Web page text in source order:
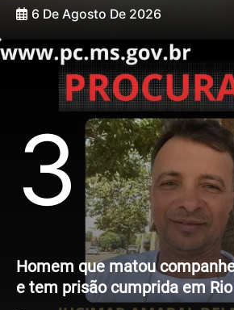
6 De Agosto De 2026
3
Homem que matou
e tem prisão cumprida em